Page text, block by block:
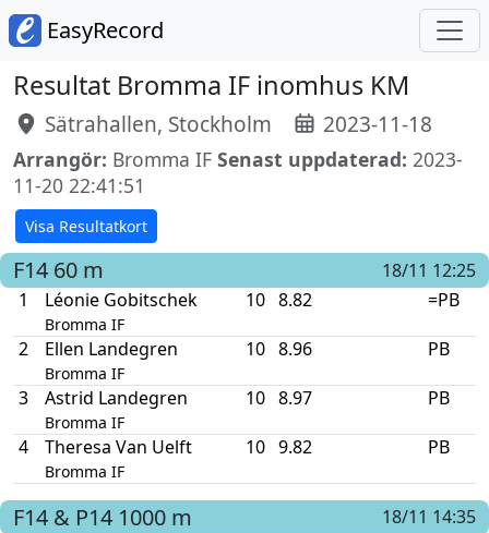
EasyRecord
Resultat Bromma IF inomhus KM
Sätrahallen, Stockholm 2023-11-18
Arrangör: Bromma IF Senast uppdaterad: 2023-
11-20 22:41:51
Visa Resultatkort
F14 60 m
18/11 12:25
1
Léonie Gobitschek
Bromma IF
10 8.82 =PB
2 Ellen Landegren
Bromma IF
10 8.96 PB
3 Astrid Landegren
Bromma IF
10 8.97 PB
4 Theresa Van Uelft
Bromma IF
10 9.82 PB
F14 & P14 1000 m
18/11 14:35